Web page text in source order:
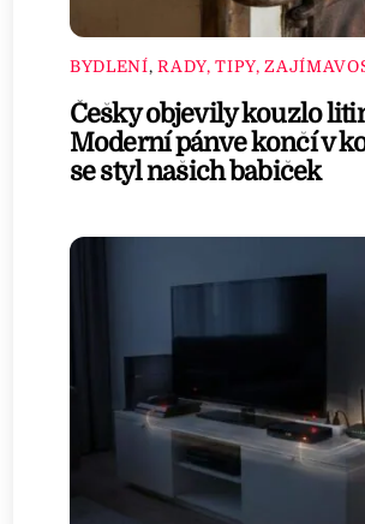
BYDLENÍ,RADY, TIPY,
Češky objevily kouzlo
Moderní pánve končí v
se styl našich babiček